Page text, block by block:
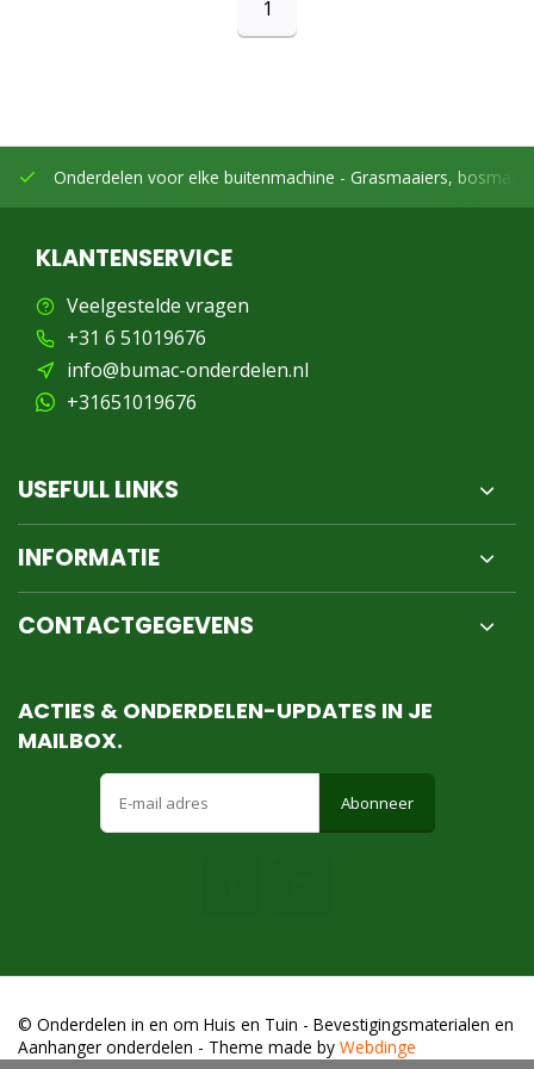
1
Onderdelen voor elke buitenmachine - Grasmaaiers,
KLANTENSERVICE
Veelgestelde vragen
+31 6 51019676
info@bumac-onderdelen.nl
+31651019676
USEFULL LINKS
INFORMATIE
CONTACTGEGEVENS
ACTIES & ONDERDELEN-UPDATES IN JE
MAILBOX.
Abonneer
© Onderdelen in en om Huis en Tuin - Bevestigingsmaterialen en
Aanhanger onderdelen - Theme made by Webdinge